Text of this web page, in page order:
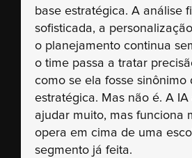
base estratégica. A análise
sofisticada, a
o planejamento continua
o time passa a tratar
como se ela fosse sinônimo
estratégica. Mas não é. A
ajudar muito, mas funciona
opera em cima de uma
segmento já feita.